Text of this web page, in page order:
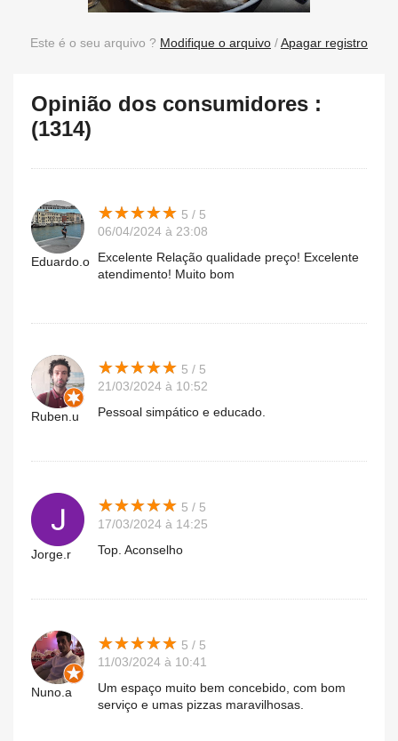
Este é o seu arquivo ? Modifique o arquivo /Apagar registro
Opinião dos consumidores :
(1314)
Eduardo.o
★★★★★
★★★★★ 5 / 5
06/04/2024 à 23:08
Excelente Relação qualidade preço! Excelente
atendimento! Muito bom
Ruben.u
★★★★★
★★★★★ 5 / 5
21/03/2024 à 10:52
Pessoal simpático e educado.
Jorge.r
★★★★★
★★★★★ 5 / 5
17/03/2024 à 14:25
Top. Aconselho
Nuno.a
★★★★★
★★★★★ 5 / 5
11/03/2024 à 10:41
Um espaço muito bem concebido, com bom
serviço e umas pizzas maravilhosas.